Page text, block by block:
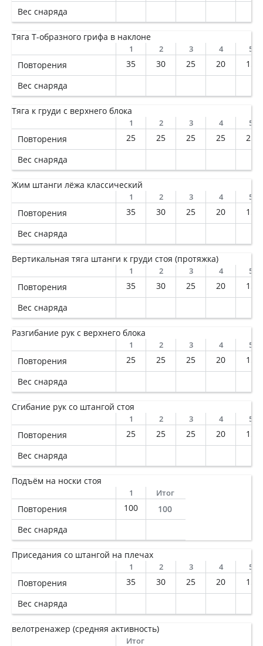
Вес снаряда
Тяга Т-образного грифа в наклоне
1 2 3 4 5
Повторения 35 30 25 20
15
Вес снаряда
Тяга к груди с верхнего блока
1 2 3 4 5
Повторения 25 25 25 25
25
Вес снаряда
Жим штанги лёжа классический
1 2 3 4 5
Повторения 35 30 25 20
15
Вес снаряда
Вертикальная тяга штанги к груди стоя (протяжка)
1 2 3 4 5
Повторения 35 30 25 20
15
Вес снаряда
Разгибание рук с верхнего блока
1 2 3 4 5
Повторения 25 25 25 20
15
Вес снаряда
Сгибание рук со штангой стоя
1 2 3 4 5
Повторения 25 25 25 20
15
Вес снаряда
Подъём на носки стоя
1 Итог
Повторения 100
100
Вес снаряда
Приседания со штангой на плечах
1 2 3 4 5
Повторения 35 30 25 20
15
Вес снаряда
велотренажер (средняя активность)
Итог